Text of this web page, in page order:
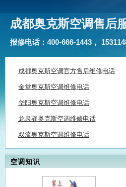
成都奥克斯空调售后
报修电话：400-666-1443，
成都奥克斯空调官方售后维修电话
金堂奥克斯空调维修电话
华阳奥克斯空调维修电话
龙泉驿奥克斯空调维修电话
双流奥克斯空调维修电话
空调知识